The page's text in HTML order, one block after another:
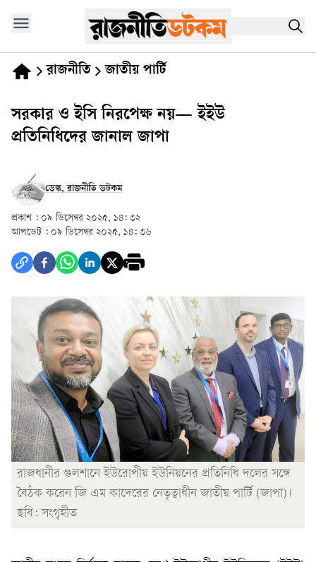
রাজনীতি জাতীয় পার্টি
সরকার ও ইসি নিরপেক্ষ নয়— ইইউ
প্রতিনিধিদের জানাল জাপা
ডেস্ক, রাজনীতি ডটকম
প্রকাশ : ০৯ ডিসেম্বর ২০২৫, ১৪: ৩২
আপডেট : ০৯ ডিসেম্বর ২০২৫, ১৪: ৩৬
রাজধানীর গুলশানে ইউরোপীয় ইউনিয়নের প্রতিনিধি দলের সঙ্গে
বৈঠক করেন জি এম কাদেরের নেতৃত্বাধীন জাতীয় পার্টি (জাপা)।
ছবি: সংগৃহীত